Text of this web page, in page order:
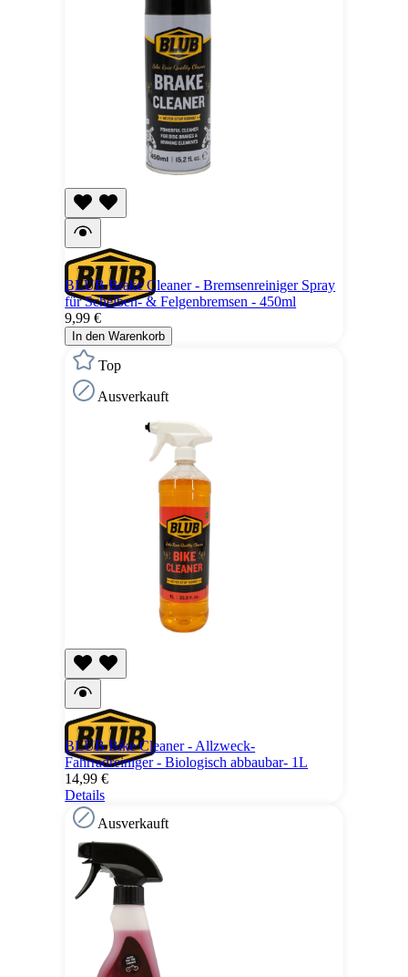
BLUB Brake Cleaner - Bremsenreiniger Spray
für Scheiben- & Felgenbremsen - 450ml
9,99 €
In den Warenkorb
Top
Ausverkauft
BLUB Bike Cleaner - Allzweck-
Fahrradreiniger - Biologisch abbaubar- 1L
14,99 €
Details
Ausverkauft